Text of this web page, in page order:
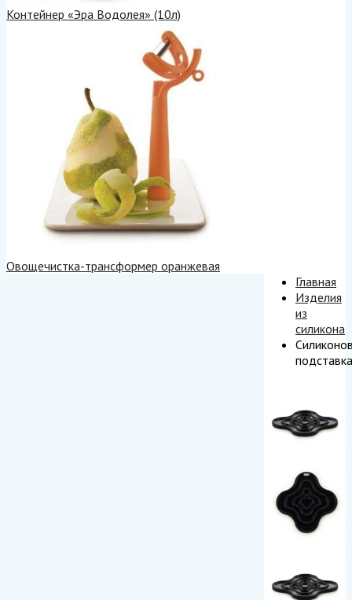
Контейнер «Эра Водолея» (10л)
Овощечистка-трансформер оранжевая
Главная
Изделия
из
силикона
подставка